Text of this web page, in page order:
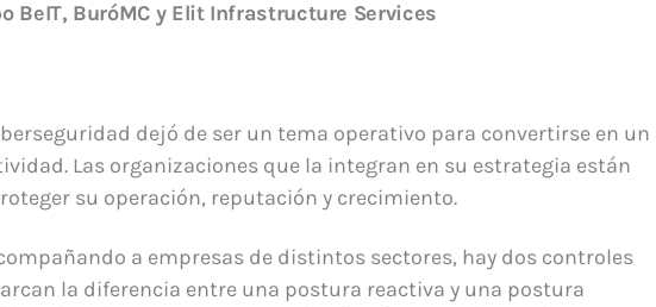
BeIT, BuróMC y Elit Infrastructure Services
dejó de ser un tema operativo para convertirse en un
Las organizaciones que la integran en su estrategia están
su operación, reputación y crecimiento.
a empresas de distintos sectores, hay dos controles
la diferencia entre una postura reactiva y una postura